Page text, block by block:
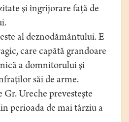
şi îngrijorare faţă de
al deznodământului. E
care capătă grandoare
a domnitorului şi
săi de arme.
Gr. Ureche prevesteşte
perioada de mai târziu a